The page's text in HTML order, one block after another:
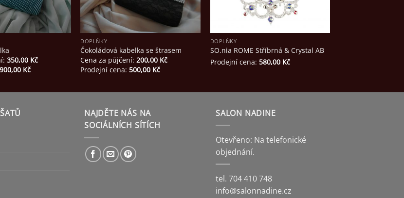
350,00 Kč
900,00 Kč
DOPLŇKY
Čokoládová kabelka se štrasem
Cena za půjčení:200,00 Kč
Prodejní cena: 500,00 Kč
DOPLŇKY
SO.nia ROME Stříbrná & Crystal AB
Prodejní cena: 580,00 Kč
NAJDĚTE NÁS NA
SOCIÁLNÍCH SÍTÍCH
SALON NADINE
Otevřeno: Na telefonické
objednání.
tel. 704 410 748
info@salonnadine.cz